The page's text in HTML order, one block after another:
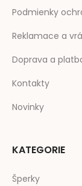
Podmienky
Reklamace a
Doprava a
Kontakty
Novinky
KATEGORIE
Šperky